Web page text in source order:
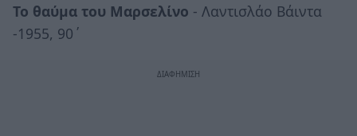
Το θαύμα του Μαρσελίνο - Λαντισλάο Βάιντα
-1955, 90΄